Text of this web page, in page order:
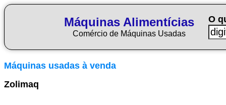
Máquinas Alimentícias
Comércio de Máquinas Usadas
O
Máquinas usadas à venda
Zolimaq